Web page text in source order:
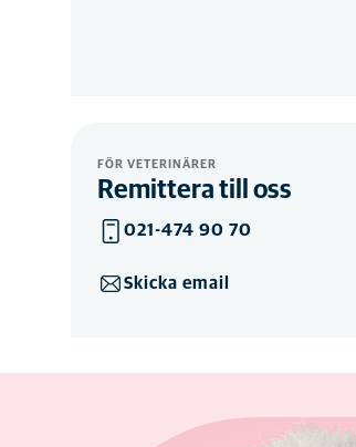
FÖR VETERINÄRER
Remittera till oss
021-474 90 70
Skicka email